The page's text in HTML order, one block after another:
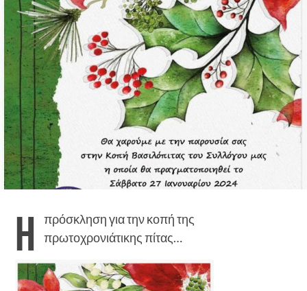
Η
πρόσκληση για την κοπή της
πρωτοχρονιάτικης πίτας…